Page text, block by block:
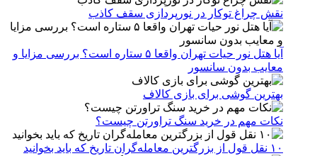
نقش چراغ توکار در نورپردازی سقف کاذب
آیا هتل نور حیات تهران واقعا ۵ ستاره است؟ بررسی مزایا و
معایب بدون سانسور
بهترین گوشی برای بازی کالاف
نکات مهم در خرید سنگ تراورتن چیست؟
۱۰ نقل قول از بزرگترین معامله‌گران تاریخ که باید بخوانید